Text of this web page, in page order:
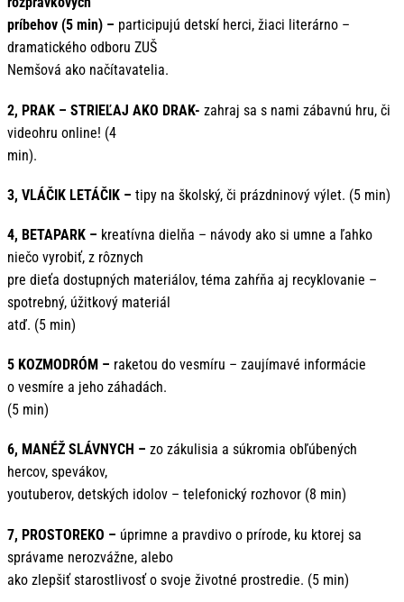
príbehov (5 min) – participujú detskí herci, žiaci literárno –
dramatického odboru ZUŠ
Nemšová ako načítavatelia.
2, PRAK – STRIEĽAJ AKO DRAK- zahraj sa s nami zábavnú hru, či
videohru online! (4
min).
3, VLÁČIK LETÁČIK – tipy na školský, či prázdninový výlet. (5 min)
4, BETAPARK – kreatívna dielňa – návody ako si umne a ľahko
niečo vyrobiť, z rôznych
pre dieťa dostupných materiálov, téma zahŕňa aj recyklovanie –
spotrebný, úžitkový materiál
atď. (5 min)
5 KOZMODRÓM – raketou do vesmíru – zaujímavé informácie
o vesmíre a jeho záhadách.
(5 min)
6, MANÉŽ SLÁVNYCH – zo zákulisia a súkromia obľúbených
hercov, spevákov,
youtuberov, detských idolov – telefonický rozhovor (8 min)
7, PROSTOREKO – úprimne a pravdivo o prírode, ku ktorej sa
správame nerozvážne, alebo
ako zlepšiť starostlivosť o svoje životné prostredie. (5 min)